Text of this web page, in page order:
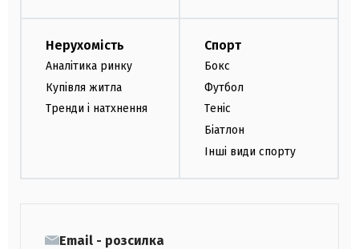
Нерухомість
Аналітика ринку
Купівля житла
Тренди і натхнення
Спорт
Бокс
Футбол
Теніс
Біатлон
Інші види спорту
Email - розсилка